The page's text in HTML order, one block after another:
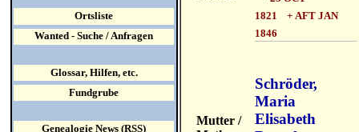
1821 + AFT JAN
1846
Mutter /
Schröder,
Maria
Elisabeth
Ortsliste
Wanted - Suche / Anfragen
Glossar, Hilfen, etc.
Fundgrube
Genealogie News (RSS)